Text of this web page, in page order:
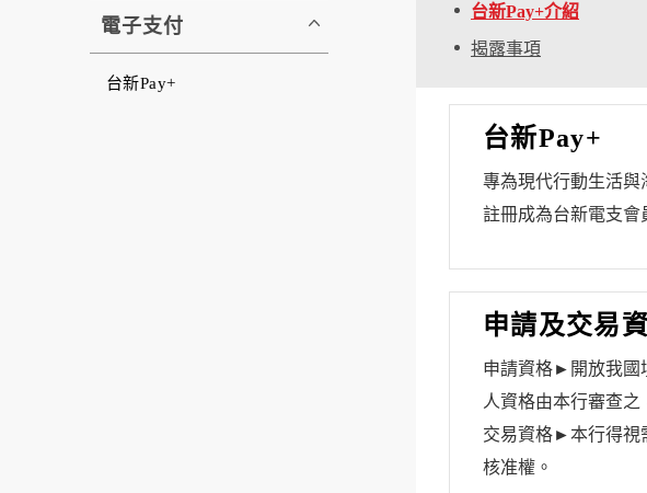
電子支付
台新Pay+
台新Pay+介紹
揭露事項
台新Pay+
專為現代行動生活與
註冊成為台新電支會
申請及交易
申請資格►開放我國
人資格由本行審查之
交易資格►本行得視
核准權。